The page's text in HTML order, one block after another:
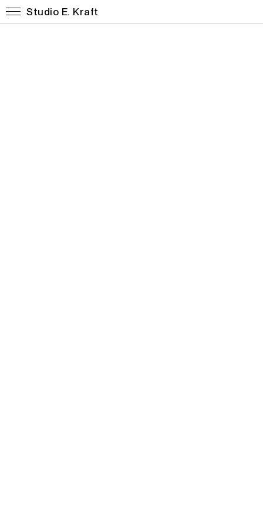
Studio E. Kraft